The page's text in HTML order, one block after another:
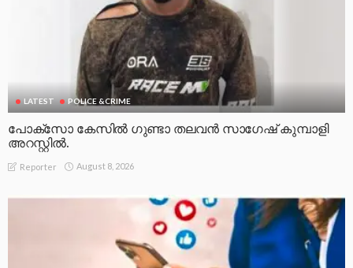
LATEST POLICE &CRIME
പോക്സോ കേസിൽ ഗുണ്ടാ തലവൻ സാഗേഷ് കുമ്പാളി
അറസ്റ്റിൽ.
Reporter August 8, 2026